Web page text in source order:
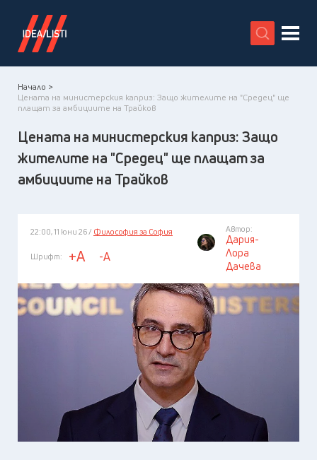
X
Начало >
Цената на министерския каприз: Защо жителите на "Средец" ще
плащат за амбициите на Трайков
Цената на министерския каприз: Защо
жителите на "Средец" ще плащат за
амбициите на Трайков
22:00, 11 юни 26 / Философия за София
Шрифт: +A -A
Автор:
Дария-
Лора
Дачева